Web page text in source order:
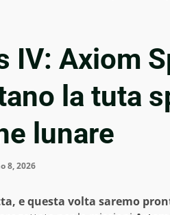
IV: Axiom
la tuta
lunare
8, 2026
e questa volta saremo